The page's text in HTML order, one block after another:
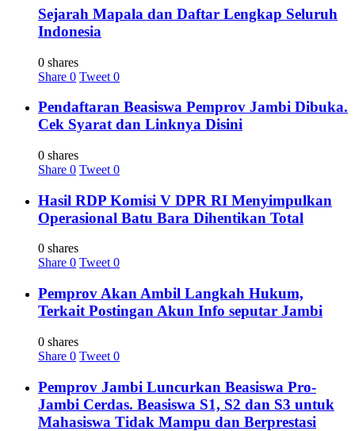
Sejarah Mapala dan Daftar Lengkap Seluruh
Indonesia
0 shares
Share 0 Tweet 0
Pendaftaran Beasiswa Pemprov Jambi Dibuka.
Cek Syarat dan Linknya Disini
0 shares
Share 0 Tweet 0
Hasil RDP Komisi V DPR RI Menyimpulkan
Operasional Batu Bara Dihentikan Total
0 shares
Share 0 Tweet 0
Pemprov Akan Ambil Langkah Hukum,
Terkait Postingan Akun Info seputar Jambi
0 shares
Share 0 Tweet 0
Pemprov Jambi Luncurkan Beasiswa Pro-
Jambi Cerdas. Beasiswa S1, S2 dan S3 untuk
Mahasiswa Tidak Mampu dan Berprestasi